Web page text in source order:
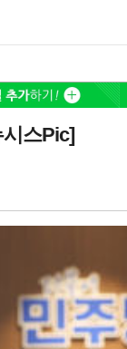
스Pic]